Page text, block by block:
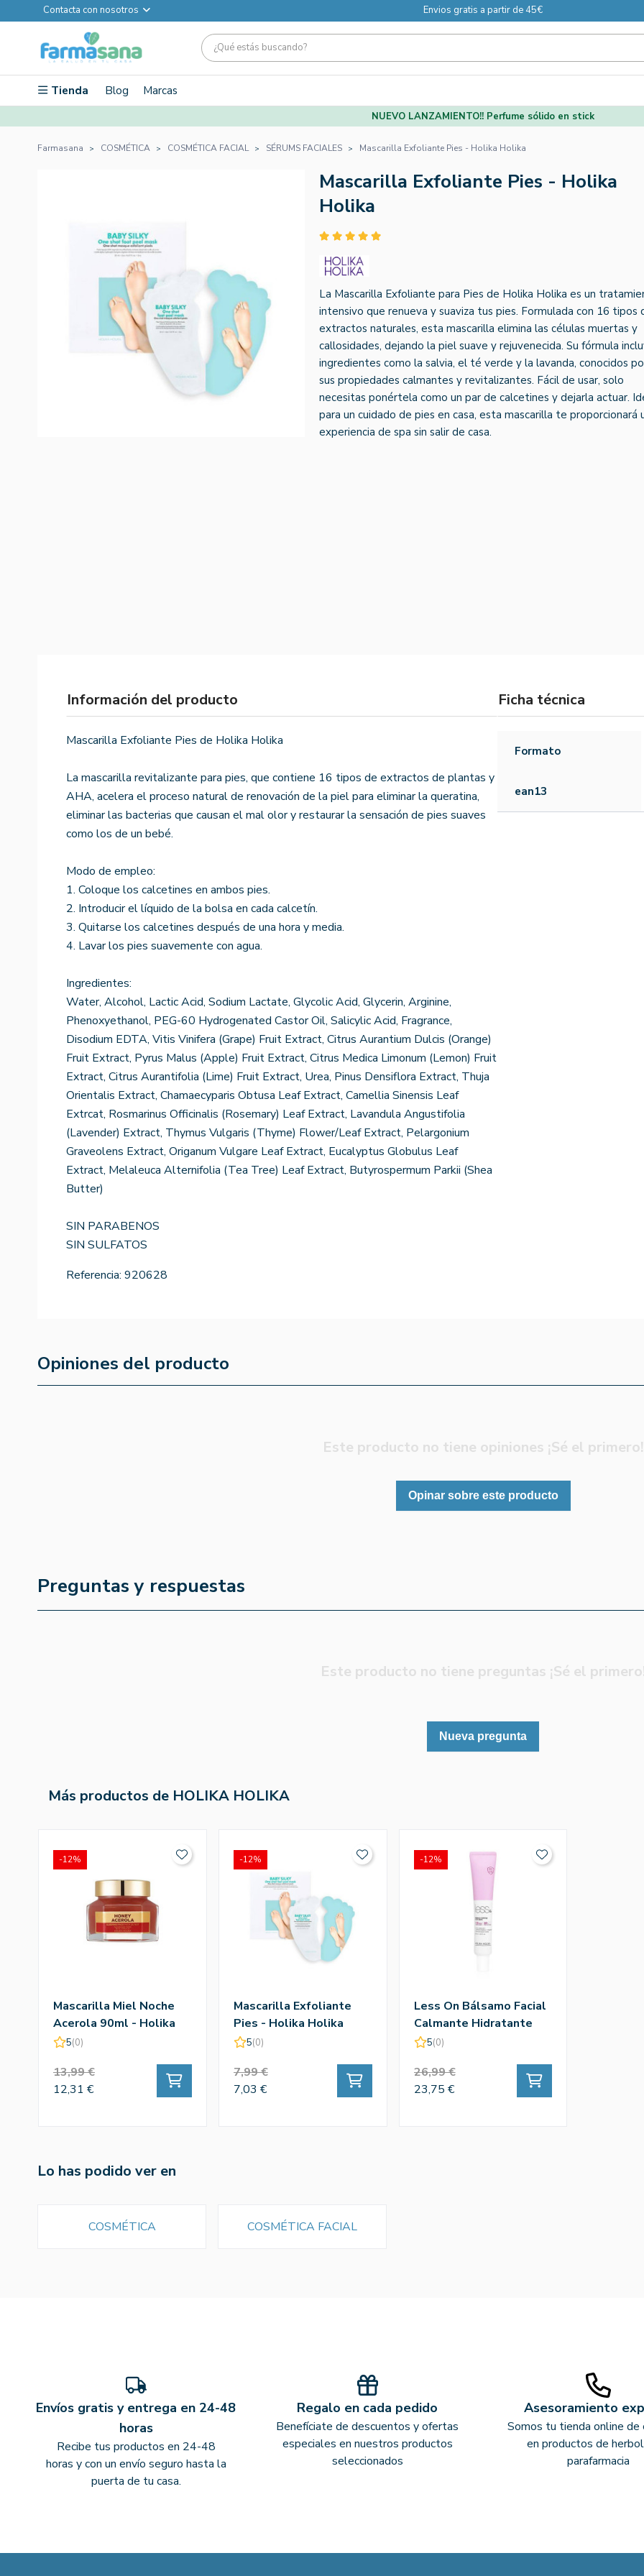
Contacta con nosotros Envios gratis a partir de 45€
Tienda Blog Marcas
NUEVO LANZAMIENTO!! Perfume sólido en stick
Farmasana COSMÉTICA COSMÉTICA FACIAL SÉRUMS FACIALES Mascarilla Exfoliante Pies - Holika Holika
Mascarilla Exfoliante Pies - Holika
Holika
La Mascarilla Exfoliante para Pies de Holika Holika es un
intensivo que renueva y suaviza tus pies. Formulada con 16 tipos
extractos naturales, esta mascarilla elimina las células muertas y
callosidades, dejando la piel suave y rejuvenecida. Su fórmula
ingredientes como la salvia, el té verde y la lavanda, conocidos
sus propiedades calmantes y revitalizantes. Fácil de usar, solo
necesitas ponértela como un par de calcetines y dejarla actuar.
para un cuidado de pies en casa, esta mascarilla te proporcionará
experiencia de spa sin salir de casa.
Información del producto
Mascarilla Exfoliante Pies de Holika Holika
La mascarilla revitalizante para pies, que contiene 16 tipos de extractos de plantas y
AHA, acelera el proceso natural de renovación de la piel para eliminar la queratina,
eliminar las bacterias que causan el mal olor y restaurar la sensación de pies suaves
como los de un bebé.
Modo de empleo:
1. Coloque los calcetines en ambos pies.
2. Introducir el líquido de la bolsa en cada calcetín.
3. Quitarse los calcetines después de una hora y media.
4. Lavar los pies suavemente con agua.
Ingredientes:
Water, Alcohol, Lactic Acid, Sodium Lactate, Glycolic Acid, Glycerin, Arginine,
Phenoxyethanol, PEG-60 Hydrogenated Castor Oil, Salicylic Acid, Fragrance,
Disodium EDTA, Vitis Vinifera (Grape) Fruit Extract, Citrus Aurantium Dulcis (Orange)
Fruit Extract, Pyrus Malus (Apple) Fruit Extract, Citrus Medica Limonum (Lemon) Fruit
Extract, Citrus Aurantifolia (Lime) Fruit Extract, Urea, Pinus Densiflora Extract, Thuja
Orientalis Extract, Chamaecyparis Obtusa Leaf Extract, Camellia Sinensis Leaf
Extrcat, Rosmarinus Officinalis (Rosemary) Leaf Extract, Lavandula Angustifolia
(Lavender) Extract, Thymus Vulgaris (Thyme) Flower/Leaf Extract, Pelargonium
Graveolens Extract, Origanum Vulgare Leaf Extract, Eucalyptus Globulus Leaf
Extract, Melaleuca Alternifolia (Tea Tree) Leaf Extract, Butyrospermum Parkii (Shea
Butter)
SIN PARABENOS
SIN SULFATOS
Referencia: 920628
Ficha técnica
Formato
ean13
Opiniones del producto
Este producto no tiene opiniones ¡Sé el primero!
Opinar sobre este producto
Preguntas y respuestas
Este producto no tiene preguntas ¡Sé el
Nueva pregunta
Más productos de HOLIKA HOLIKA
Mascarilla Miel Noche
Acerola 90ml - Holika
Holika
5(0)
13,99 €
12,31 €
-12%
Mascarilla Exfoliante
Pies - Holika Holika
5(0)
7,99 €
7,03 €
-12%
Less On Bálsamo Facial
Calmante Hidratante
Piel Sensible Rojeces -
5(0)
26,99 €
23,75 €
-12%
Lo has podido ver en
COSMÉTICA COSMÉTICA FACIAL
Envíos gratis y entrega en 24-48
horas
Recibe tus productos en 24-48
horas y con un envío seguro hasta la
puerta de tu casa.
Regalo en cada pedido
Benefíciate de descuentos y ofertas
especiales en nuestros productos
seleccionados
Asesoramiento
Somos tu tienda online de
en productos de
parafarmacia